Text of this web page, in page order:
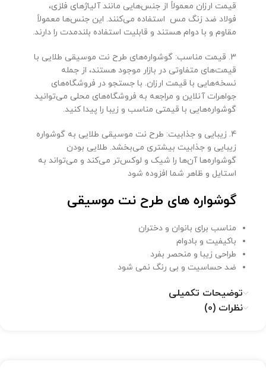
قیمت ارزان معمولاً از جنس‌هایی مانند آلیاژهای فلزی،
فولاد ضد زنگ مس استفاده می‌کنند. این جنس‌ها معمولاً
مقاوم و با دوام هستند و قابلیت استفاده بلندمدت را دارند.
3. قیمت مناسب: گوشواره‌های طرح نت موسیقی طلایی با
قیمت‌های متفاوتی در بازار موجود هستند، از جمله
نسخه‌هایی با قیمت ارزان. با جستجو در فروشگاه‌های
جواهرات آنلاین و مراجعه به فروشگاه‌های محلی می‌توانید
گوشواره‌هایی با قیمتی مناسب و زیبا را پیدا کنید.
4. زیبایی و جذابیت: طرح نت موسیقی طلایی به گوشواره
زیبایی و جذابیت بیشتری می‌بخشد. طلایی بودن
گوشواره‌ها آن‌ها را شیک و لوکس‌تر می‌کند و می‌تواند به
استایل و ظاهر شما افزوده شود
گوشواره های طرح نت موسیقی
مناسب برای بانوان و دختران
باکیفیت و بادوام
طراحی زیبا و منحصر بفرد
ضد حساسیت و بی رنگ نمی شود
توضیحات تکمیلی
نظرات (0)